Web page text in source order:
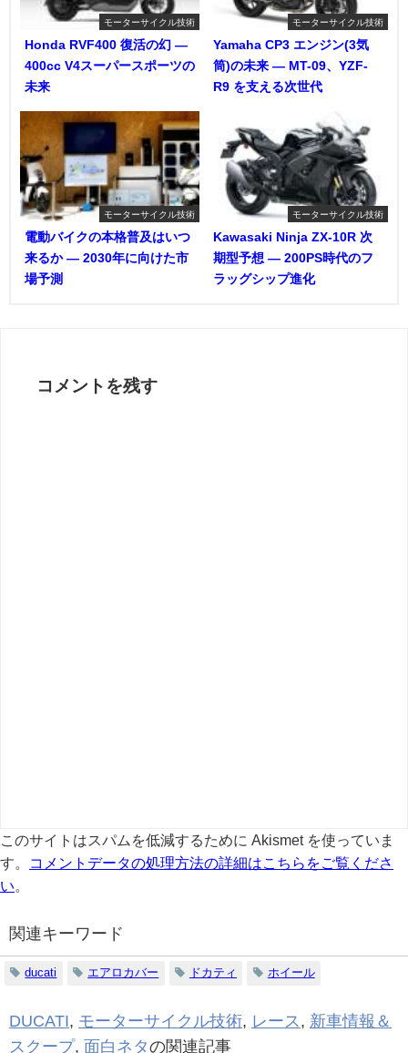
モーターサイクル技術
Honda RVF400 復活の幻 ―
400cc V4スーパースポーツの
未来
モーターサイクル技術
Yamaha CP3 エンジン(3気
筒)の未来 ― MT-09、YZF-
R9 を支える次世代
モーターサイクル技術
電動バイクの本格普及はいつ
来るか ― 2030年に向けた市
場予測
モーターサイクル技術
Kawasaki Ninja ZX-10R 次
期型予想 ― 200PS時代のフ
ラッグシップ進化
コメントを残す
このサイトはスパムを低減するために Akismet を使っていま
す。
コメントデータの処理方法の詳細はこちらをご覧くださ
い
関連キーワード
ducati エアロカバー ドカティ ホイール
DUCATI, モーターサイクル技術, レース , 新車情報＆
スクープ, 面白ネタの関連記事